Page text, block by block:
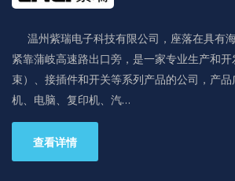
温州紫瑞电子科技有限公司，座落在具有
紧靠蒲岐高速路出口旁，是一家专业生产和
束）、接插件和开关等系列产品的公司，产
机、电脑、复印机、汽…
查看详情